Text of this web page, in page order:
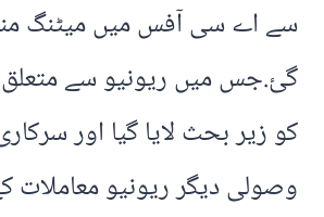
سے اے سی آفس میں میٹنگ
گئ.جس میں ریونیو سے متعلق
کو زیر بحث لایا گیا اور
وصولی دیگر ریونیو معاملات